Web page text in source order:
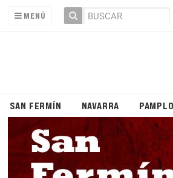
MENÚ
SAN FERMÍN NAVARRA